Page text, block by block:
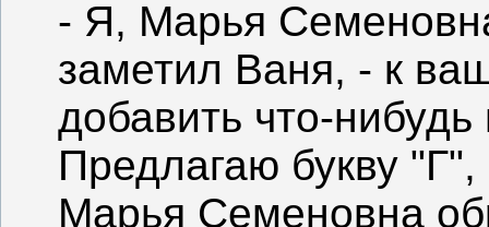
- Я, Марья
заметил Ваня, - к
добавить что-
Предлагаю букву
Марья Семеновна